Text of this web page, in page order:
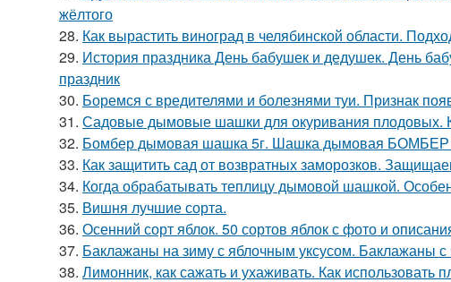
жёлтого
28. Как вырастить виноград в челябинской области.
29. История праздника День бабушек и дедушек. День
праздник
30. Боремся с вредителями и болезнями туи. Признак
31. Садовые дымовые шашки для окуривания плодовых.
32. Бомбер дымовая шашка 5г. Шашка дымовая БОМБЕР
33. Как защитить сад от возвратных заморозков.
34. Когда обрабатывать теплицу дымовой шашкой.
35. Вишня лучшие сорта.
36. Осенний сорт яблок. 50 сортов яблок с фото и
37. Баклажаны на зиму с яблочным уксусом. Баклажаны с
38. Лимонник, как сажать и ухаживать. Как использовать